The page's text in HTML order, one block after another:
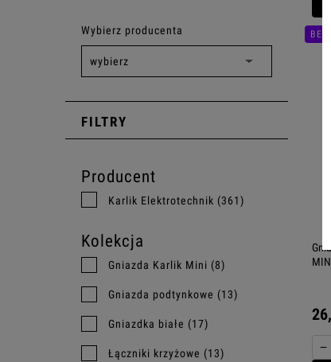
Wybierz producenta
FILTRY
Producent
Karlik Elektrotechnik (361)
Kolekcja
Gniazda Karlik Mini (8)
Gniazda podtynkowe (13)
Gniazdka białe (17)
Łączniki krzyżowe (13) −